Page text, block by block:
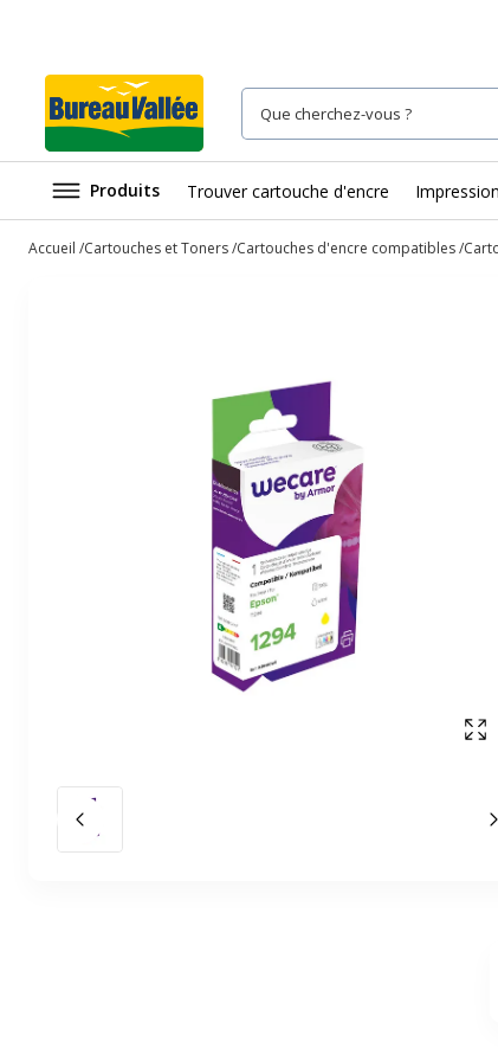
Produits Trouver cartouche d'encre
Accueil Cartouches et Toners Cartouches d'encre compatibles
Slide précédent